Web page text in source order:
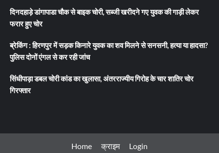
दिनदहाड़े डांगापाडा चौक से बाइक चोरी, सब्जी खरीदने गए युवक की गाड़ी लेकर
फरार हुए चोर
ब्रेकिंग : हिरणपुर में सड़क किनारे युवक का शव मिलने से सनसनी, हत्या या हादसा?
पुलिस दोनों एंगल से कर रही जांच
सिंधीपाड़ा डबल चोरी कांड का खुलासा, अंतरराज्यीय गिरोह के चार शातिर चोर
गिरफ्तार
Home क्राइम Login